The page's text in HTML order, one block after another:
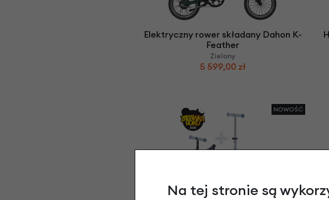
Elektryczny rower składany Dahon K-
Feather
Zielony
5 599,00 zł
NOWOŚĆ
Na tej stronie są